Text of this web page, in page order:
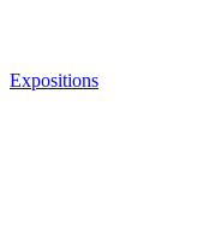
Expositions